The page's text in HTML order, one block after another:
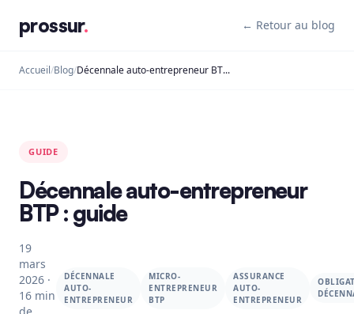
prossur. ← Retour au blog
Accueil /Blog/ Décennale auto-entrepreneur BTP : guide
GUIDE
Décennale auto-entrepreneur
BTP : guide
19
mars
2026 ·
16 min
DÉCENNALE
AUTO-
ENTREPRENEUR
MICRO-
ENTREPRENEUR
BTP
ASSURANCE
AUTO-
ENTREPRENEUR